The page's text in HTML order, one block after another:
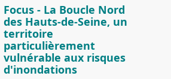
Focus - La Boucle Nord
des Hauts-de-Seine, un
territoire
particulièrement
vulnérable aux risques
d'inondations